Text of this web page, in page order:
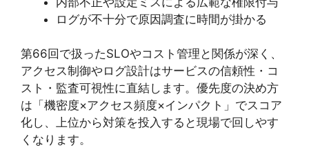
ログが不十分で原因調査に時間が掛かる
第66回で扱ったSLOやコスト管理と関係が深く、
アクセス制御やログ設計はサービスの信頼性・コ
スト・監査可視性に直結します。優先度の決め方
は「機密度×アクセス頻度×インパクト」でスコア
化し、上位から対策を投入すると現場で回しやす
くなります。